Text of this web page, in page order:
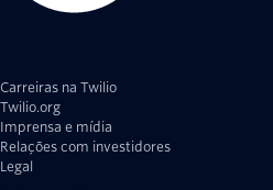
Carreiras na Twilio
Twilio.org
Imprensa e mídia
Relações com investidores
Legal